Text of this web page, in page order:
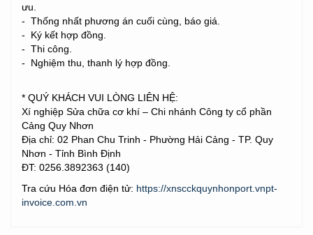
ưu.
- Thống nhất phương án cuối cùng, báo giá.
- Ký kết hợp đồng.
- Thi công.
- Nghiệm thu, thanh lý hợp đồng.
* QUÝ KHÁCH VUI LÒNG LIÊN HỆ:
Xí nghiệp Sửa chữa cơ khí – Chi nhánh Công ty cổ phần
Cảng Quy Nhơn
Địa chỉ: 02 Phan Chu Trinh - Phường Hải Cảng - TP. Quy
Nhơn - Tỉnh Bình Định
ĐT: 0256.3892363 (140)
Tra cứu Hóa đơn điện tử: https://xnscckquynhonport.vnpt-
invoice.com.vn